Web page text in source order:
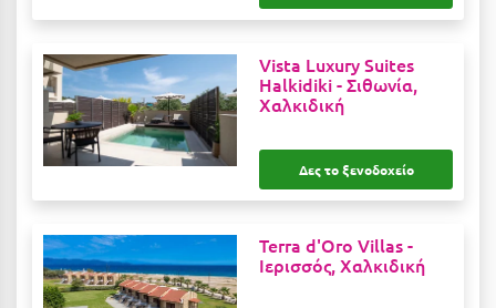
Λαγκάδια
Λακόπετρα Αχαΐας
Λακωνία
Λασίθι
Λέσβος
Λευκάδα
Vista Luxury Suites
Halkidiki -Σιθωνία,
Χαλκιδική
Δες το ξενοδοχείο
Terra d'Oro Villas -
Ιερισσός, Χαλκιδική